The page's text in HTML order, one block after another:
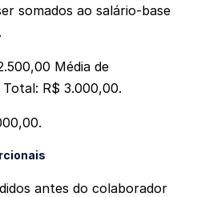
somados ao salário-base
Média de
R$ 3.000,00.
antes do colaborador